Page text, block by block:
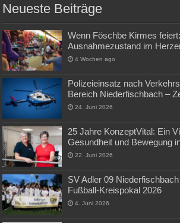
Neueste Beiträge
Wenn Föschbe Kirmes
Ausnahmezustand im
4 Wochen ago
Polizeieinsatz nach
Bereich Niederfischbach –
24. Juni 2026
25 Jahre KonzeptVital: Ein
Gesundheit und Bewegung
22. Juni 2026
SV Adler 09
Fußball-Kreispokal 2026
4. Juni 2026